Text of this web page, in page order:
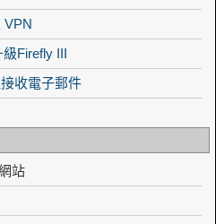
VPN
Firefly III
收電子郵件
站